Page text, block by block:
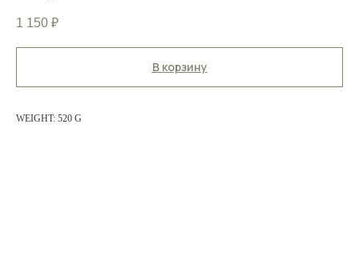
1 150 ₽
В корзину
WEIGHT: 520 G